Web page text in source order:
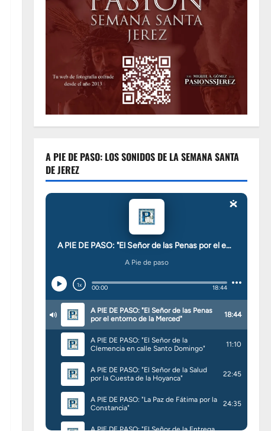
A PIE DE PASO: LOS SONIDOS DE LA SEMANA SANTA
DE JEREZ